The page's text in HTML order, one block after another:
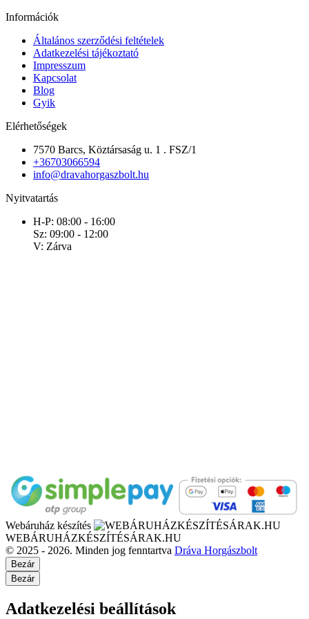
Információk
Általános szerződési feltételek
Adatkezelési tájékoztató
Impresszum
Kapcsolat
Blog
Gyik
Elérhetőségek
7570 Barcs, Köztársaság u. 1 . FSZ/1
+36703066594
info@dravahorgaszbolt.hu
Nyitvatartás
H-P: 08:00 - 16:00
Sz: 09:00 - 12:00
V: Zárva
Webáruház készítés
WEBÁRUHÁZKÉSZÍTÉSÁRAK.HU
© 2025 - 2026. Minden jog fenntartva Dráva Horgászbolt
Bezár
Bezár
Adatkezelési beállítások